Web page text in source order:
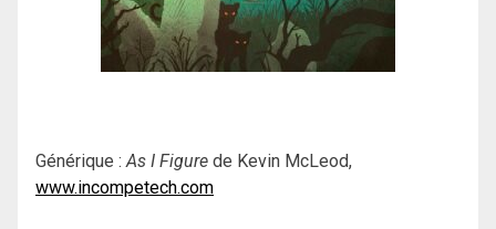
Générique :As I Figure de Kevin McLeod,
www.incompetech.com